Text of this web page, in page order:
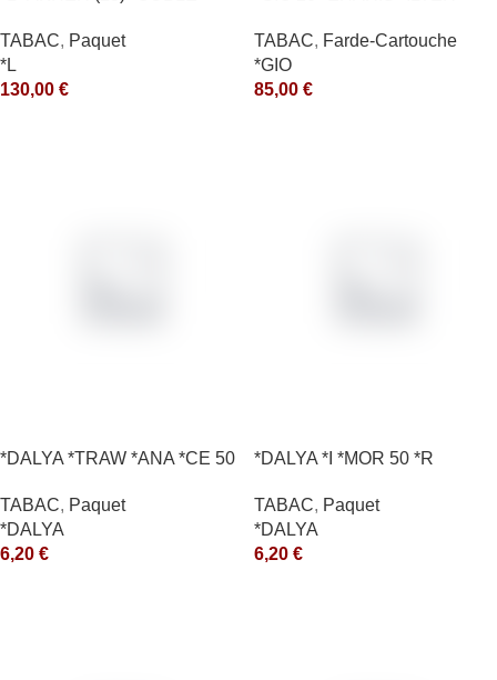
TABAC, Paquet
*L
130,00 €
TABAC, Farde-Cartouche
*GIO
85,00 €
*DALYA *TRAW *ANA *CE 50
TABAC, Paquet
*DALYA
6,20 €
*DALYA *I *MOR 50 *R
TABAC, Paquet
*DALYA
6,20 €